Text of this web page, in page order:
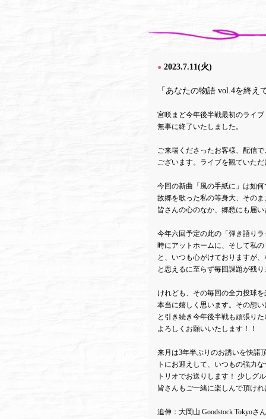
● 2023.7.11(火)
「あなたの物語 vol.4を終え
宮咲まど今年後半戦最初のライ
無事に終了いたしました。
ご来場くださったお客様、配信
ございます。ライブを観ていた
今回の新曲「風の手紙に」は如
故郷を歌った私の等身大、その
皆さんの心のなか、郷愁にも届
今年六回予定の此の「弾き語り
時にアットホームに、そして私
と、いつも心がけておりますが
と思えるに至らず毎回課題が残
けれども、その毎回の全力投球
本当に嬉しく思います。その想
と引き続き今年後半戦も頑張り
よろしくお願いいたします！！
来月は3年半ぶりのお誘いを快諾
トにお迎えして、いつもの強力
トリオでお送りします！ 少しグ
皆さんもご一緒に楽しんで頂け
追伸：大岡山 Goodstock Tokyoさ